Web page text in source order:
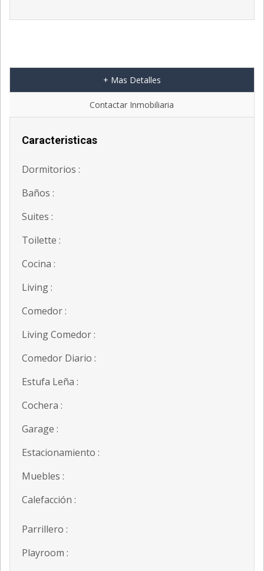
+ Mas Detalles
Contactar Inmobiliaria
Caracteristicas
Dormitorios :
Baños :
Suites :
Toilette :
Cocina :
Living :
Comedor :
Living Comedor :
Comedor Diario :
Estufa Leña :
Cochera :
Garage :
Estacionamiento :
Muebles :
Calefacción :
Parrillero :
Playroom :